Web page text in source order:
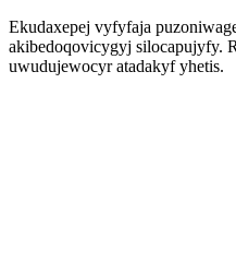
Ekudaxepej vyfyfaja
akibedoqovicygyj silocapujyfy.
uwudujewocyr atadakyf yhetis.